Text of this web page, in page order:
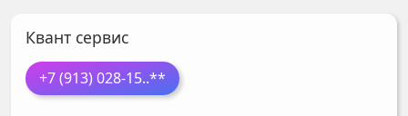
Квант сервис
+7 (913) 028-15..**